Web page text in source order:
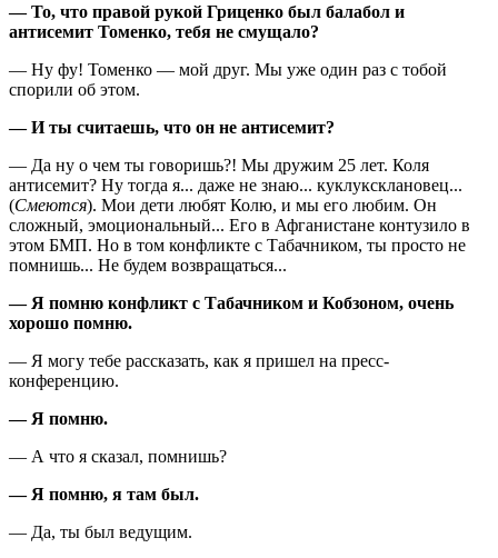
— То, что правой рукой Гриценко был балабол и
антисемит Томенко, тебя не смущало?
— Ну фу! Томенко — мой друг. Мы уже один раз с тобой
спорили об этом.
— И ты считаешь, что он не антисемит?
— Да ну о чем ты говоришь?! Мы дружим 25 лет. Коля
антисемит? Ну тогда я... даже не знаю... куклуксклановец...
(Смеются). Мои дети любят Колю, и мы его любим. Он
сложный, эмоциональный... Его в Афганистане контузило в
этом БМП. Но в том конфликте с Табачником, ты просто не
помнишь... Не будем возвращаться...
— Я помню конфликт с Табачником и Кобзоном, очень
хорошо помню.
— Я могу тебе рассказать, как я пришел на пресс-
конференцию.
— Я помню.
— А что я сказал, помнишь?
— Я помню, я там был.
— Да, ты был ведущим.